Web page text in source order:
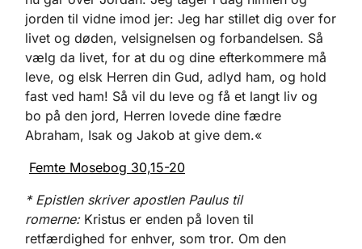
jorden til vidne imod jer: Jeg har stillet dig over for
livet og døden, velsignelsen og forbandelsen. Så
vælg da livet, for at du og dine efterkommere må
leve, og elsk Herren din Gud, adlyd ham, og hold
fast ved ham! Så vil du leve og få et langt liv og
bo på den jord, Herren lovede dine fædre
Abraham, Isak og Jakob at give dem.«
Femte Mosebog 30,15-20
* Epistlen skriver apostlen Paulus til
romerne:Kristus er enden på loven til
retfærdighed for enhver, som tror. Om den